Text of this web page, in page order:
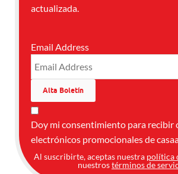
actualizada.
Email Address
Doy mi consentimiento para recibir
electrónicos promocionales de
Al suscribirte, aceptas nuestra política
nuestrostérminos de